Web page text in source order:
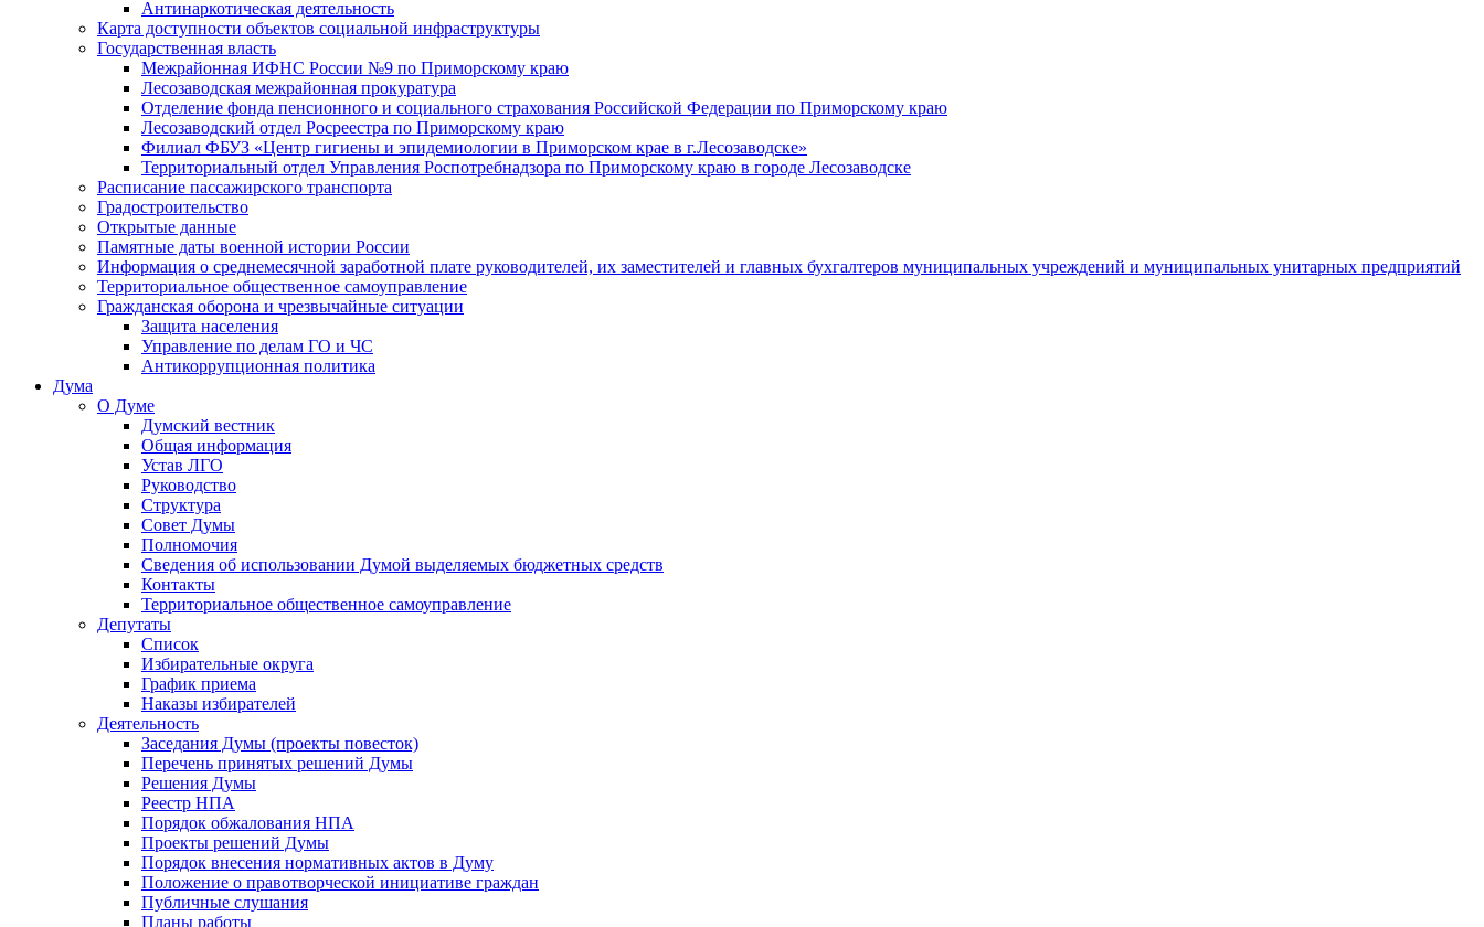
Антинаркотическая деятельность
Карта доступности объектов социальной инфраструктуры
Государственная власть
Межрайонная ИФНС России №9 по Приморскому краю
Лесозаводская межрайонная прокуратура
Отделение фонда пенсионного и социального страхования Российской Федерации по Приморскому краю
Лесозаводский отдел Росреестра по Приморскому краю
Филиал ФБУЗ «Центр гигиены и эпидемиологии в Приморском крае в г.Лесозаводске»
Территориальный отдел Управления Роспотребнадзора по Приморскому краю в городе Лесозаводске
Расписание пассажирского транспорта
Градостроительство
Открытые данные
Памятные даты военной истории России
Информация о среднемесячной заработной плате руководителей, их заместителей и главных бухгалтеров муниципальных учреждений и муниципальных унитарных предприятий
Территориальное общественное самоуправление
Гражданская оборона и чрезвычайные ситуации
Защита населения
Управление по делам ГО и ЧС
Антикоррупционная политика
Дума
О Думе
Думский вестник
Общая информация
Устав ЛГО
Руководство
Структура
Совет Думы
Полномочия
Сведения об использовании Думой выделяемых бюджетных средств
Контакты
Территориальное общественное самоуправление
Депутаты
Список
Избирательные округа
График приема
Наказы избирателей
Деятельность
Заседания Думы (проекты повесток)
Перечень принятых решений Думы
Решения Думы
Реестр НПА
Порядок обжалования НПА
Проекты решений Думы
Порядок внесения нормативных актов в Думу
Положение о правотворческой инициативе граждан
Публичные слушания
Планы работы